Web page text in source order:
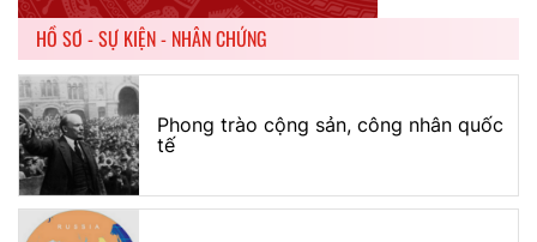
HỒ SƠ - SỰ KIỆN - NHÂN CHỨNG
Phong trào cộng sản, công nhân quốc
tế